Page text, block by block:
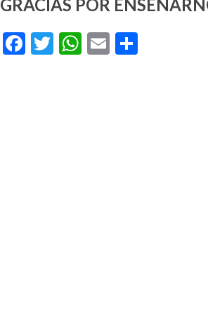
GRACIAS POR
Facebook
Twitter
WhatsApp
Email